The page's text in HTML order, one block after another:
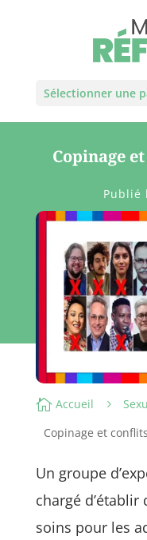
Sélectionner une
Copinage
Publié
 Accueil 5
Copinage et
Un groupe
chargé
soins pour les